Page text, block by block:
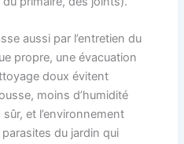
aussi par l’entretien du
propre, une évacuation
doux évitent
moins d’humidité
et l’environnement
du jardin qui